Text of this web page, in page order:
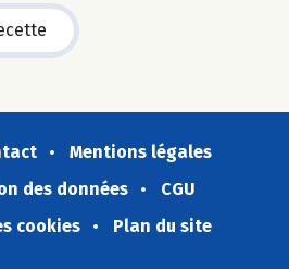
Mentions légales
des données
CGU
cookies
Plan du site